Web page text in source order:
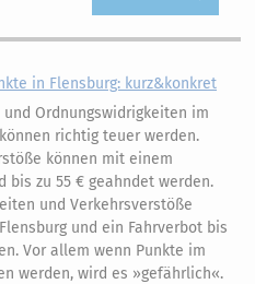
in Flensburg: kurz&konkret
Ordnungswidrigkeiten im
richtig teuer werden.
können mit einem
bis zu 55 € geahndet werden.
und Verkehrsverstöße
und ein Fahrverbot bis
Vor allem wenn Punkte im
werden, wird es »gefährlich«.